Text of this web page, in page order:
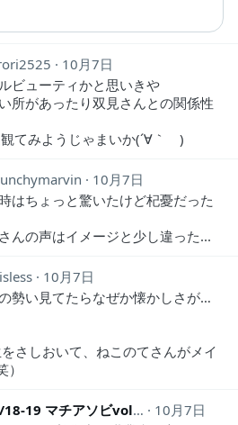
10月7日
ビューティかと思いきや
所があったり双見さんとの関係性
てみようじゃまいか(´∀｀ )
10月7日
はちょっと驚いたけど杞憂だった
んの声はイメージと少し違った...
10月7日
勢い見てたらなぜか懐かしさが…
さしおいて、ねこのてさんがメイ
辻カモネギ@10/18-19 マチアソビvol.29 srx40090
10月7日